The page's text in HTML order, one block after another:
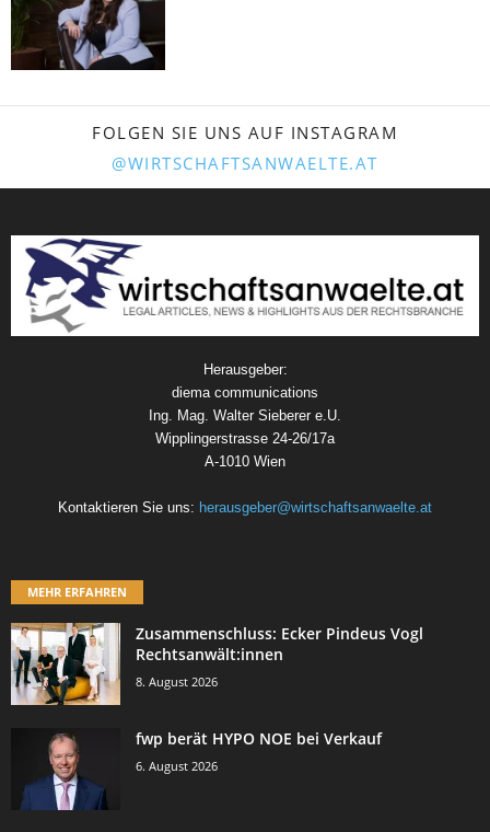
FOLGEN SIE UNS AUF INSTAGRAM
@WIRTSCHAFTSANWAELTE.AT
Herausgeber:
diema communications
Ing. Mag. Walter Sieberer e.U.
Wipplingerstrasse 24-26/17a
A-1010 Wien
Kontaktieren Sie uns: herausgeber@wirtschaftsanwaelte.at
MEHR ERFAHREN
Zusammenschluss: Ecker Pindeus Vogl
Rechtsanwält:innen
8. August 2026
fwp berät HYPO NOE bei Verkauf
6. August 2026